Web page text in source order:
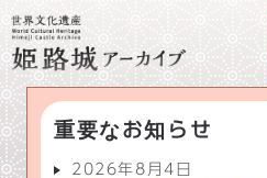
重要なお知らせ
2026年8月4日